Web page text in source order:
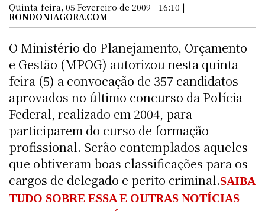
Quinta-feira, 05 Fevereiro de 2009 - 16:10 |
RONDONIAGORA.COM
O Ministério do Planejamento, Orçamento
e Gestão (MPOG) autorizou nesta quinta-
feira (5) a convocação de 357 candidatos
aprovados no último concurso da Polícia
Federal, realizado em 2004, para
participarem do curso de formação
profissional. Serão contemplados aqueles
que obtiveram boas classificações para os
cargos de delegado e perito criminal.SAIBA
TUDO SOBRE ESSA E OUTRAS NOTÍCIAS